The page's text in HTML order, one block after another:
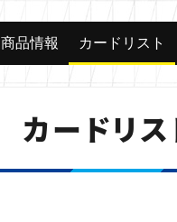
商品情報 カードリスト
カードリス